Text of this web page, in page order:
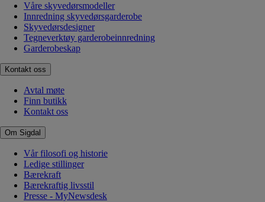
Våre skyvedørsmodeller
Innredning skyvedørsgarderobe
Skyvedørsdesigner
Tegneverktøy garderobeinnredning
Garderobeskap
Kontakt oss
Avtal møte
Finn butikk
Kontakt oss
Om Sigdal
Vår filosofi og historie
Ledige stillinger
Bærekraft
Bærekraftig livsstil
Presse - MyNewsdesk